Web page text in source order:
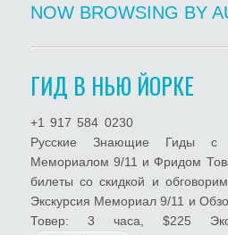
NOW BROWSING BY
ГИД В НЬЮ ЙОРКЕ
+1 917 584 0230
Русские Знающие Гиды
Мемориалом 9/11 и Фридом
билеты со скидкой и
Экскурсия Мемориал 9/11 и
Товер: 3 часа, $225